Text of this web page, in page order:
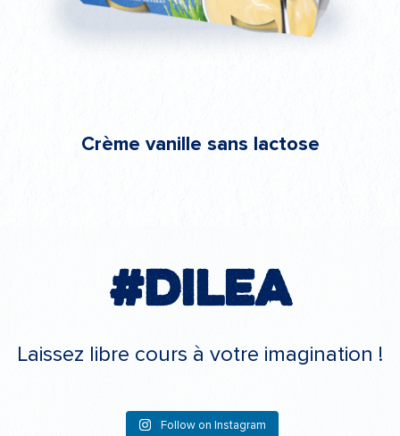
Crème vanille sans lactose
#Dilea
Laissez libre cours à votre imagination !
Follow on Instagram